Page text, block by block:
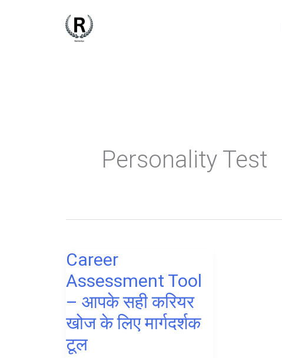
Personality Test
Career
Assessment Tool
– आपके सही करियर
खोज के लिए मार्गदर्शक
टूल